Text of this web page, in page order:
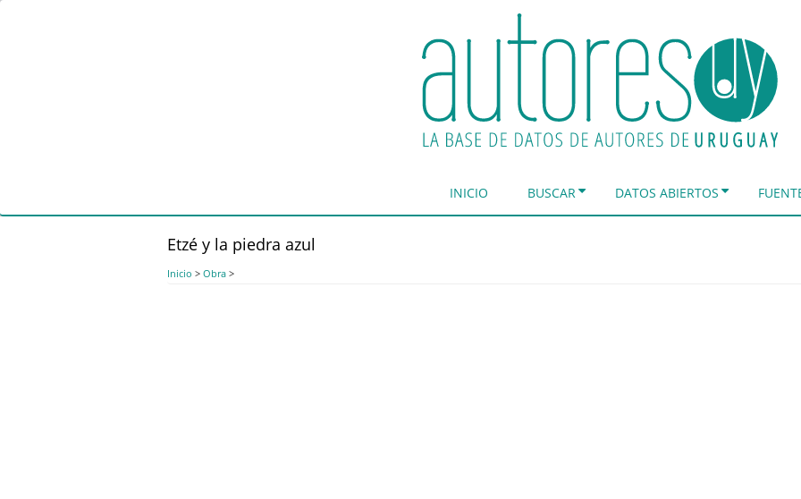
INICIO BUSCAR DATOS ABIERTOS
Etzé y la piedra azul
Inicio > Obra >